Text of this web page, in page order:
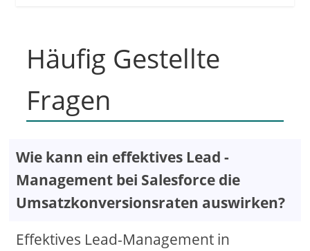
Häufig Gestellte
Fragen
Wie kann ein effektives Lead -
Management bei Salesforce die
Umsatzkonversionsraten auswirken?
Effektives Lead-Management in